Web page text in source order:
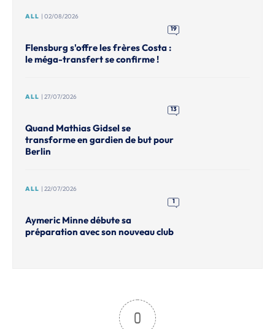
ALL | 02/08/2026
19
Flensburg s'offre les frères Costa :
le méga-transfert se confirme !
ALL | 27/07/2026
13
Quand Mathias Gidsel se
transforme en gardien de but pour
Berlin
ALL | 22/07/2026
1
Aymeric Minne débute sa
préparation avec son nouveau club
0